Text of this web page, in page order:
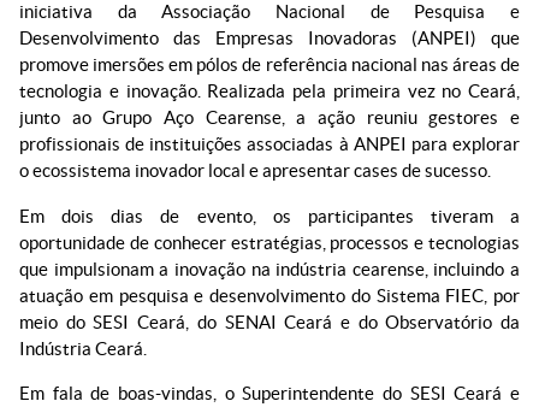
iniciativa da Associação Nacional de Pesquisa e
Desenvolvimento das Empresas Inovadoras (ANPEI) que
promove imersões em pólos de referência nacional nas áreas de
tecnologia e inovação. Realizada pela primeira vez no Ceará,
junto ao Grupo Aço Cearense, a ação reuniu gestores e
profissionais de instituições associadas à ANPEI para explorar
o ecossistema inovador local e apresentar cases de sucesso.
Em dois dias de evento, os participantes tiveram a
oportunidade de conhecer estratégias, processos e tecnologias
que impulsionam a inovação na indústria cearense, incluindo a
atuação em pesquisa e desenvolvimento do Sistema FIEC, por
meio do SESI Ceará, do SENAI Ceará e do Observatório da
Indústria Ceará.
Em fala de boas-vindas, o Superintendente do SESI Ceará e